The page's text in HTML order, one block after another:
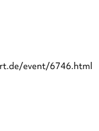
event/6746.html